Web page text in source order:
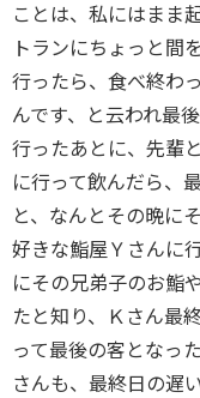
ことは、私にはまま
トランにちょっと間
行ったら、食べ終わ
んです、と云われ最
行ったあとに、先輩
に行って飲んだら、
と、なんとその晩に
好きな鮨屋Ｙさんに
にその兄弟子のお鮨
たと知り、Ｋさん最
って最後の客となっ
さんも、最終日の遅